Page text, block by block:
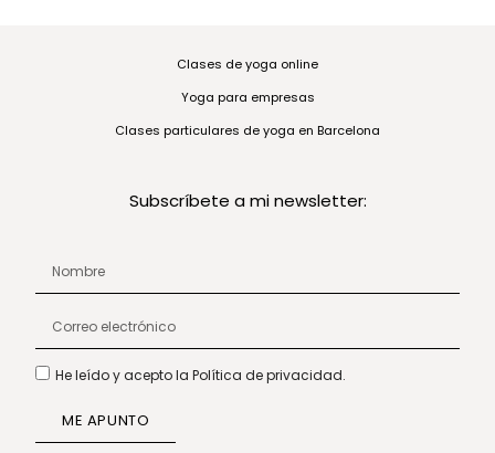
Clases de yoga online
Yoga para empresas
Clases particulares de yoga en Barcelona
Subscríbete a mi newsletter:
He leído y acepto la Política de privacidad.
ME APUNTO